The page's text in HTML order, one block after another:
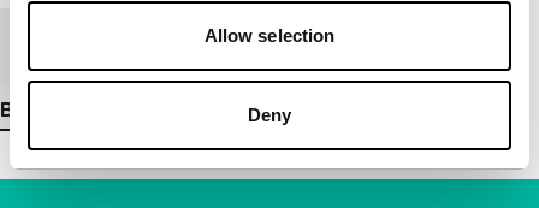
Allow selection
Deny
35mm
Bekijk meer details